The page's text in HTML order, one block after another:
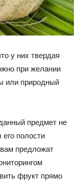
у них твердая
при желании
или природный
предмет не
полости
предложат
фрукт прямо